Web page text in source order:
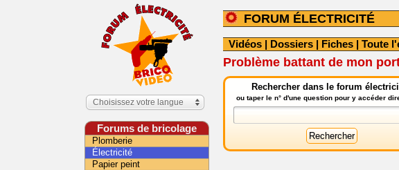
FORUM ÉLECTRICITÉ
Vidéos | Dossiers | Fiches | Toute
Problème battant de mon
Rechercher dans le forum
ou taper le n° d'une question pour y accéder
Choisissez votre langue
Forums de bricolage
Plomberie
Électricité
Papier peint